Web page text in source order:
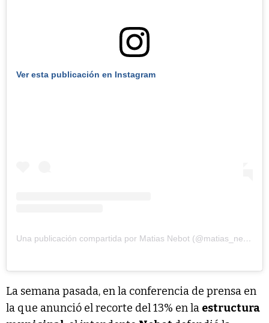
Ver esta publicación en Instagram
Una publicación compartida por Matias Nebot (@matias_nebot)
La semana pasada, en la conferencia de prensa en
la que anunció el recorte del 13% en la estructura